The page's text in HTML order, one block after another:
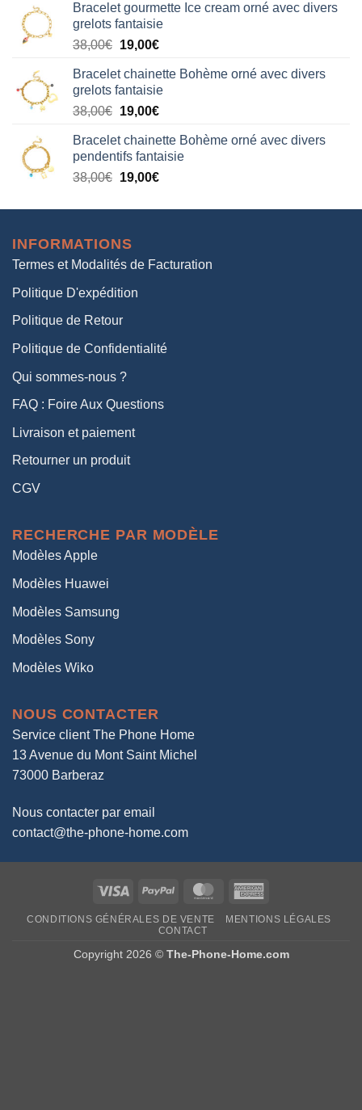
initial
était :
38,00€.
actuel
est :
19,00€.
Bracelet gourmette Ice cream orné avec divers
grelots fantaisie
38,00€ Le
initial
était :
38,00€.
19,00€Le
actuel
est :
19,00€.
Bracelet chainette Bohème orné avec divers
grelots fantaisie
38,00€ Le
initial
était :
38,00€.
19,00€Le
actuel
est :
19,00€.
Bracelet chainette Bohème orné avec divers
pendentifs fantaisie
38,00€ Le
initial
38,00€.
19,00€Le
actuel
INFORMATIONS
Termes et Modalités de Facturation
Politique D'expédition
Politique de Retour
Politique de Confidentialité
Qui sommes-nous ?
FAQ : Foire Aux Questions
Livraison et paiement
Retourner un produit
CGV
RECHERCHE PAR MODÈLE
Modèles Apple
Modèles Huawei
Modèles Samsung
Modèles Sony
Modèles Wiko
NOUS CONTACTER
Service client The Phone Home
13 Avenue du Mont Saint Michel
73000 Barberaz
Nous contacter par email
contact@the-phone-home.com
Visa PayPal MasterCard
CONDITIONS GÉNÉRALES DE VENTE
MENTIONS LÉGALES
CONTACT
Copyright 2026 © The-Phone-Home.com